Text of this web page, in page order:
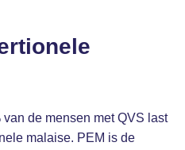
de mensen met QVS last
malaise. PEM is de